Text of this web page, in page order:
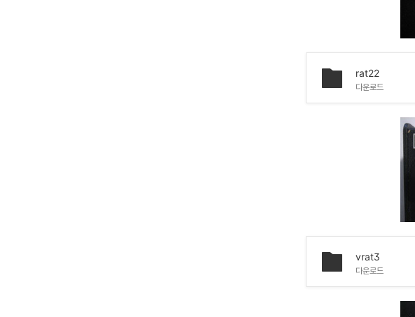
rat22
다운로드
vrat3
다운로드